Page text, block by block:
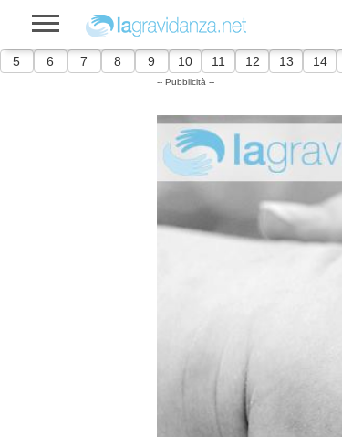
5 6 7 8 9 10 11 12 13 14
-- Pubblicità --